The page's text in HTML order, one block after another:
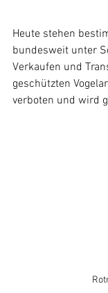
Heute stehen
bundesweit unter
Verkaufen und
geschützten
verboten und wird